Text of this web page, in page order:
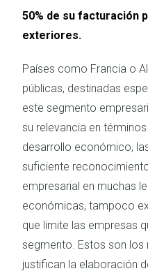
50% de su facturación
exteriores.
Países como Francia o
públicas, destinadas
este segmento
su relevancia en
desarrollo económico,
suficiente
empresarial en muchas
económicas, tampoco
que limite las empresas
segmento. Estos son los
justifican la elaboración